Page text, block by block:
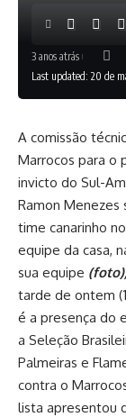
Last updated: 20 de
3 anos atrás
A comissão
Marrocos para o
invicto do Sul-
Ramon
time canarinho
equipe da casa,
sua equipe
tarde de ontem
é a presença do
a Seleção
Palmeiras e
contra o
lista apresentou